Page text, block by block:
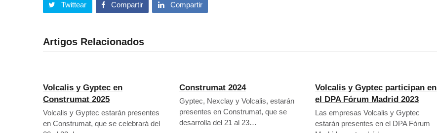
Twittear Compartir Compartir
Artigos Relacionados
Volcalis y Gyptec en
Construmat 2025
Volcalis y Gyptec estarán presentes
en Construmat, que se celebrará del
Construmat 2024
Gyptec, Nexclay y Volcalis, estarán
presentes en Construmat, que se
desarrolla del 21 al 23…
Volcalis y Gyptec participan en
el DPA Fórum Madrid 2023
Las empresas Volcalis y Gyptec
estarán presentes en el DPA Fórum